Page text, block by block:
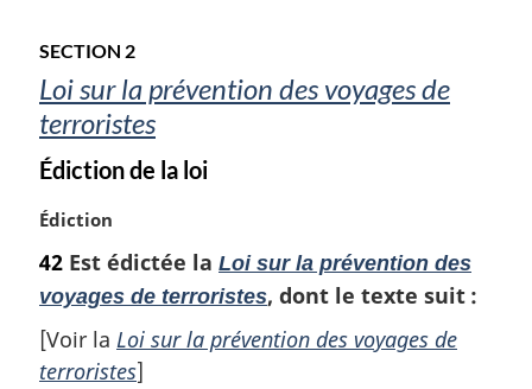
a
l
e
:
SECTION 2
Loi sur la prévention des voyages de
terroristes
Édiction de la loi
N
t
e
a
r
Édiction
42 Est édictée la Loi sur la prévention des
voyages de terroristes, dont le texte suit :
[Voir la Loi sur la prévention des voyages de
terroristes]